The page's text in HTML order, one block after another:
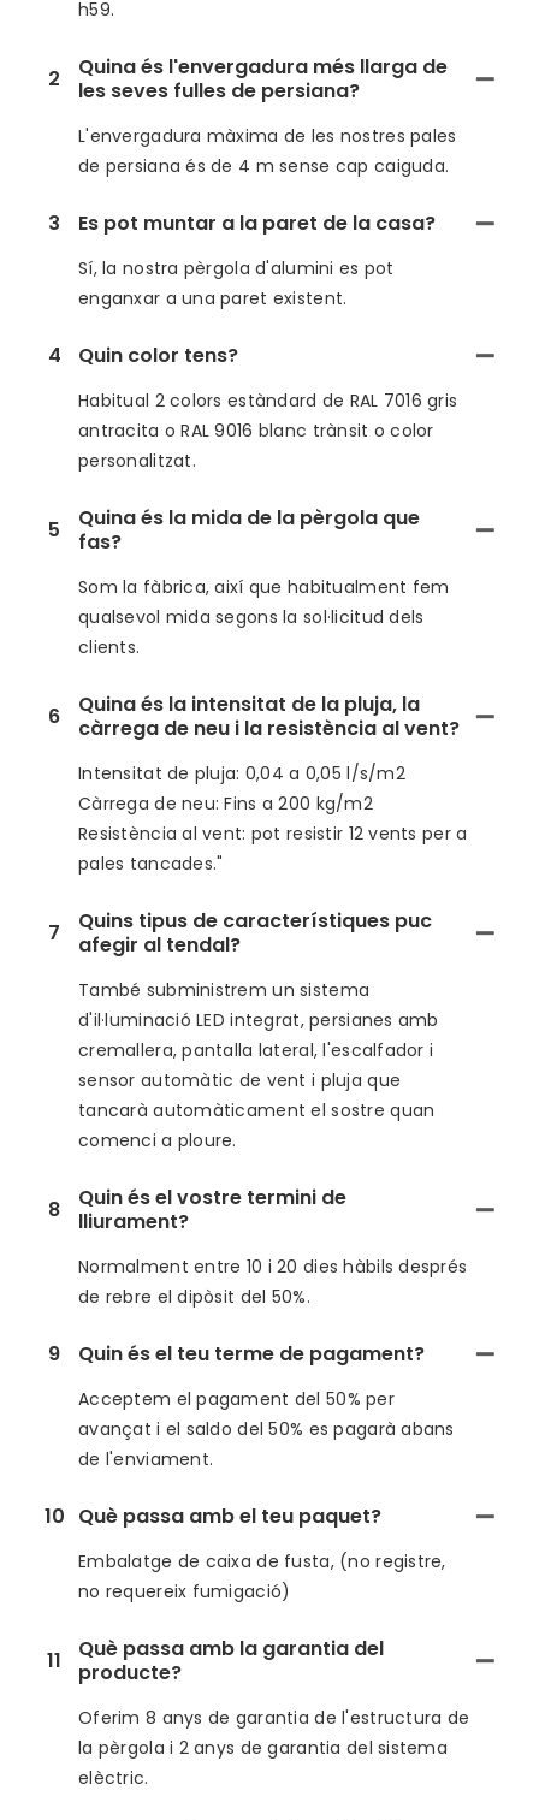
h59.
2
Quina és l'envergadura més llarga de
les seves fulles de persiana?
L'envergadura màxima de les nostres pales
de persiana és de 4 m sense cap caiguda.
3 Es pot muntar a la paret de la casa?
Sí, la nostra pèrgola d'alumini es pot
enganxar a una paret existent.
4 Quin color tens?
Habitual 2 colors estàndard de RAL 7016 gris
antracita o RAL 9016 blanc trànsit o color
personalitzat.
5
Quina és la mida de la pèrgola que
fas?
Som la fàbrica, així que habitualment fem
qualsevol mida segons la sol·licitud dels
clients.
6
Quina és la intensitat de la pluja, la
càrrega de neu i la resistència al vent?
Intensitat de pluja: 0,04 a 0,05 l/s/m2
Càrrega de neu: Fins a 200 kg/m2
Resistència al vent: pot resistir 12 vents per a
pales tancades."
7
Quins tipus de característiques puc
afegir al tendal?
També subministrem un sistema
d'il·luminació LED integrat, persianes amb
cremallera, pantalla lateral, l'escalfador i
sensor automàtic de vent i pluja que
tancarà automàticament el sostre quan
comenci a ploure.
8
Quin és el vostre termini de
lliurament?
Normalment entre 10 i 20 dies hàbils després
de rebre el dipòsit del 50%.
9 Quin és el teu terme de pagament?
Acceptem el pagament del 50% per
avançat i el saldo del 50% es pagarà abans
de l'enviament.
10 Què passa amb el teu paquet?
Embalatge de caixa de fusta, (no registre,
no requereix fumigació)
11
Què passa amb la garantia del
producte?
Oferim 8 anys de garantia de l'estructura de
la pèrgola i 2 anys de garantia del sistema
elèctric.